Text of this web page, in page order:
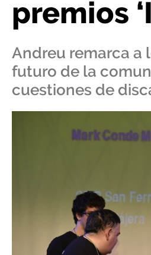
premios
Andreu remarca a
futuro de la
cuestiones de